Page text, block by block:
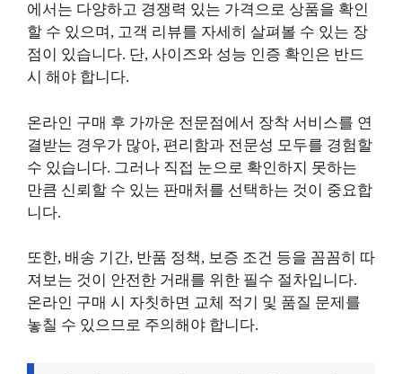
에서는 다양하고 경쟁력 있는 가격으로 상품을 확인
할 수 있으며, 고객 리뷰를 자세히 살펴볼 수 있는 장
점이 있습니다. 단, 사이즈와 성능 인증 확인은 반드
시 해야 합니다.
온라인 구매 후 가까운 전문점에서 장착 서비스를 연
결받는 경우가 많아, 편리함과 전문성 모두를 경험할
수 있습니다. 그러나 직접 눈으로 확인하지 못하는
만큼 신뢰할 수 있는 판매처를 선택하는 것이 중요합
니다.
또한, 배송 기간, 반품 정책, 보증 조건 등을 꼼꼼히 따
져보는 것이 안전한 거래를 위한 필수 절차입니다.
온라인 구매 시 자칫하면 교체 적기 및 품질 문제를
놓칠 수 있으므로 주의해야 합니다.